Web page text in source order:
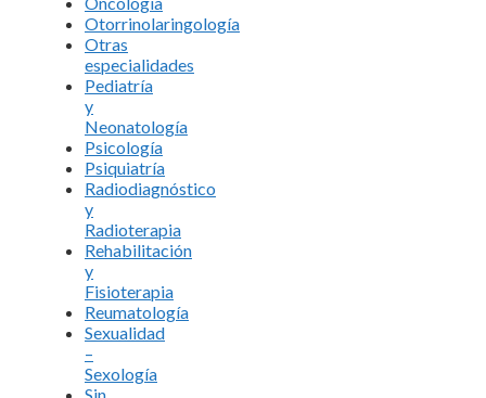
Otorrinolaringología
Otras
especialidades
Pediatría
y
Neonatología
Psicología
Psiquiatría
Radiodiagnóstico
y
Radioterapia
Rehabilitación
y
Fisioterapia
Reumatología
Sexualidad
–
Sexología
Sin